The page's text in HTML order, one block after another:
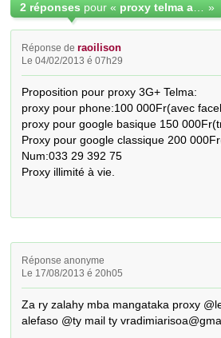
2 réponses pour « »
Réponse deraoilison
Le 04/02/2013 é 07h29
Proposition pour proxy 3G+ Telma:
proxy pour phone:100 000Fr(avec
proxy pour google basique 150
Proxy pour google classique 200
Num:033 29 392 75
Proxy illimité à vie.
Réponse anonyme
Le 17/08/2013 é 20h05
Za ry zalahy mba mangataka proxy
alefaso @ty mail ty